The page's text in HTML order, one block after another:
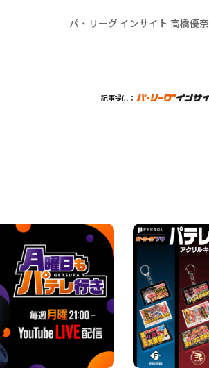
パ・リーグ インサイト 高橋優奈
記事提供：